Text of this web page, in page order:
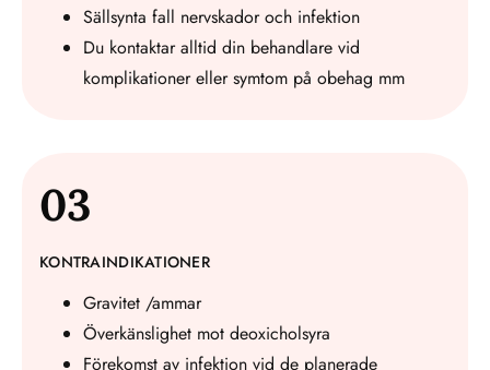
Sällsynta fall nervskador och infektion
Du kontaktar alltid din behandlare vid
komplikationer eller symtom på obehag mm
03
KONTRAINDIKATIONER
Gravitet /ammar
Överkänslighet mot deoxicholsyra
Förekomst av infektion vid de planerade